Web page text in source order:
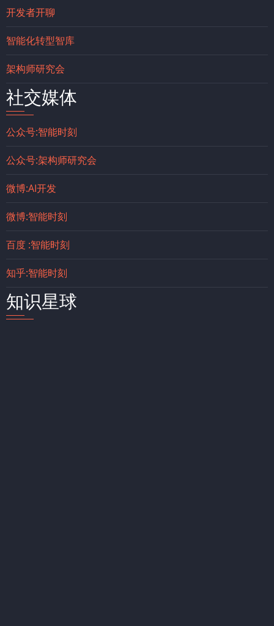
开发者开聊
智能化转型智库
架构师研究会
社交媒体
公众号:智能时刻
公众号:架构师研究会
微博:AI开发
微博:智能时刻
百度 :智能时刻
知乎:智能时刻
知识星球